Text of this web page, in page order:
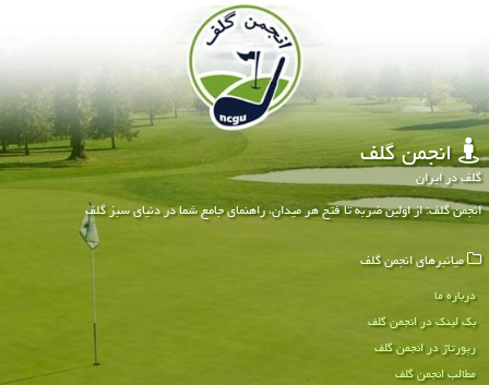
انجمن گلف
گلف در ایران
انجمن گلف: از اولین ضربه تا فتح هر میدان، راهنمای جامع شما در دنیای سبز گلف
میانبرهای انجمن گلف
درباره ما
بک لینک در انجمن گلف
رپورتاژ در انجمن گلف
مطالب انجمن گلف